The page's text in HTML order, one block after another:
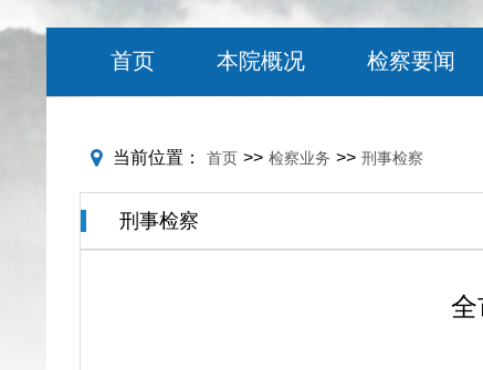
首页 本院概况 检察要闻
当前位置： 首页 >> 检察业务 >> 刑事检察
刑事检察
全